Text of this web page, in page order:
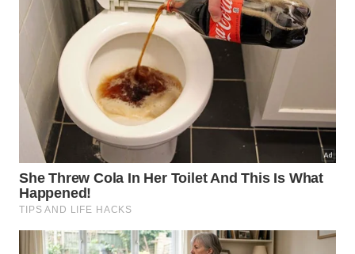
Aprenda a usar o umidificador para espalhar fragrâncias
suaves pela casa sem exageros e com segurança para o
equipamento. -
Imagem gerada por inteligência artificial
Como usar o umidificador
aromatizado de forma econômica e
prática?
Usar o mesmoaparelhopara umidificar e perfumar
o ambiente costuma ser mais econômico do que
frasco de óleo essencial concentra muitas gotas,